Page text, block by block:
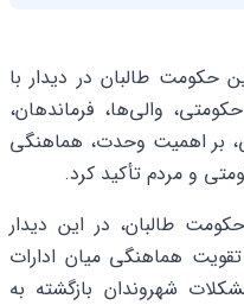
حکومت طالبان در دیدار با
والی‌ها، فرماندهان،
بر اهمیت وحدت، هماهنگی
و مردم تأکید کرد.
طالبان، در این دیدار
هماهنگی میان ادارات
شهروندان بازگشته به